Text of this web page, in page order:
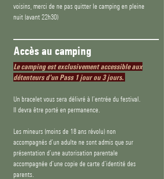
voisins, merci de ne pas quitter le camping en pleine
nuit (avant 22h30)
Accès au camping
Le camping est exclusivement accessible aux
détenteurs d'un Pass 1 jour ou 3 jours.
Un bracelet vous sera délivré à l’entrée du festival.
Il devra être porté en permanence.
Les mineurs (moins de 18 ans révolu) non
accompagnés d’un adulte ne sont admis que sur
présentation d’une autorisation parentale
accompagnée d’une copie de carte d’identité des
parents.